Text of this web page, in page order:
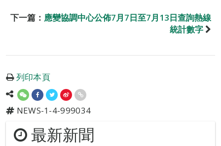
下一篇： 應變協調中心公佈7月7日至7月13日查詢熱線
統計數字
列印本頁
NEWS-1-4-999034
最新新聞